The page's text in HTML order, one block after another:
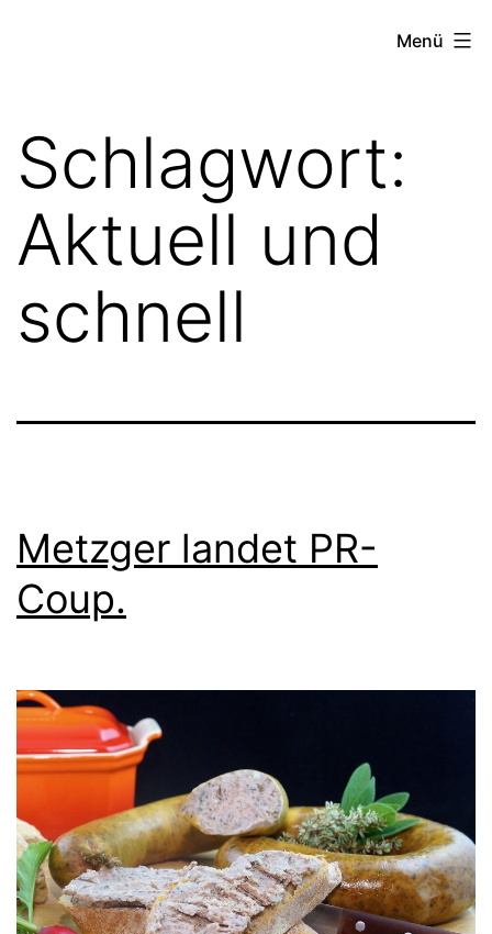
Menü
Schlagwort:
Aktuell und
schnell
Metzger landet PR-
Coup.